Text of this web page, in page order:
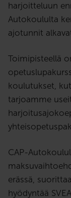
harjoitteluun
Autokoululta
ajotunnit
Toimipisteellä
koulutukset,
tarjoamme
CAP-
erässä,
hyödyntää